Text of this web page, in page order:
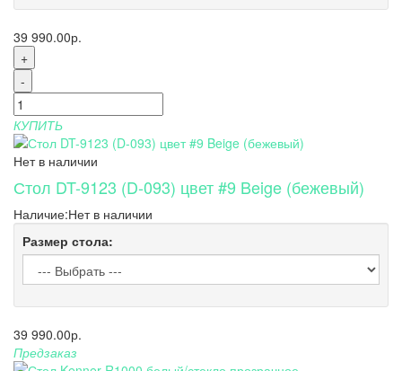
39 990.00р.
+
-
КУПИТЬ
Нет в наличии
Стол DT-9123 (D-093) цвет #9 Beige (бежевый)
Наличие:Нет в наличии
Размер стола:
39 990.00р.
Предзаказ